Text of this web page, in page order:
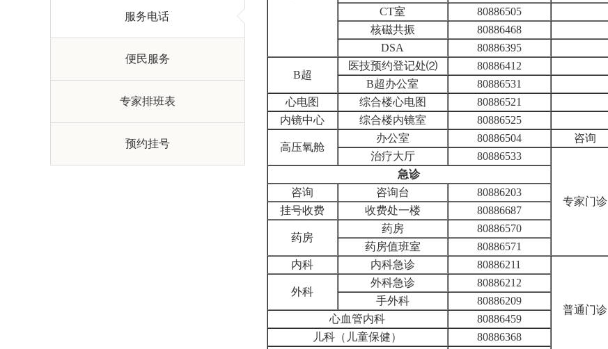
服务电话
便民服务
专家排班表
预约挂号
CT室
80886505
核磁共振
80886468
DSA
80886395
B超
医技预约登记处⑵ 80886412
B超办公室
80886531
心电图
综合楼心电图 80886521
内镜中心
综合楼内镜室 80886525
高压氧舱
办公室 80886504 咨询
治疗大厅
80886533
专家门诊
急诊
咨询
咨询台 80886203
挂号收费
收费处一楼 80886687
药房
药房 80886570
药房值班室
80886571
内科
内科急诊 80886211
普通门诊
外科
外科急诊 80886212
手外科
80886209
心血管内科
80886459
儿科（儿童保健）
80886368